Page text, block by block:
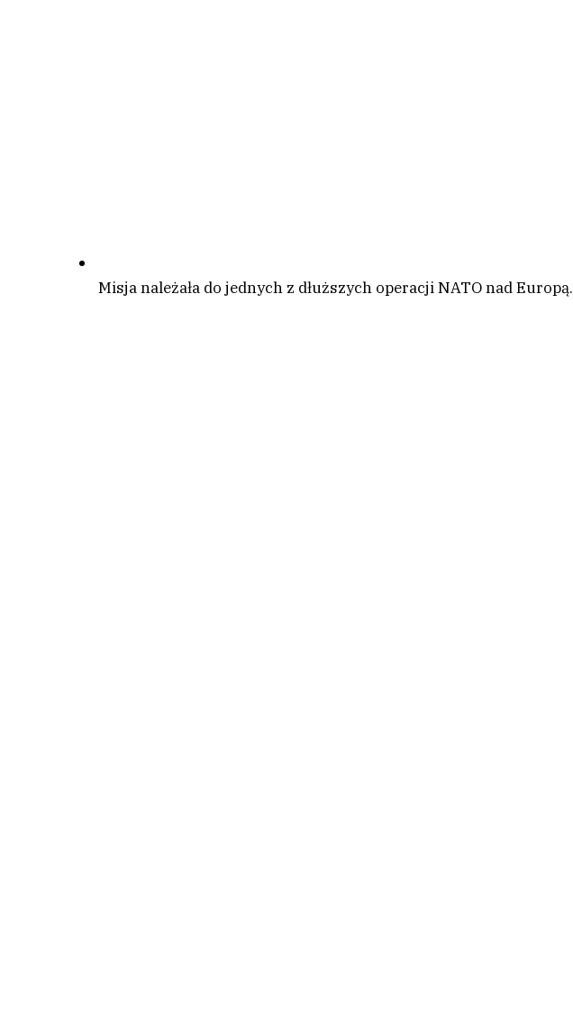
Misja należała do jednych z dłuższych operacji NATO nad Europą.